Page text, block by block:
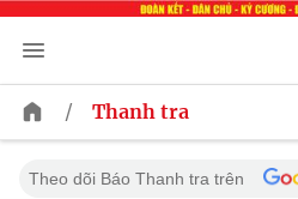
/ Thanh tra
Theo dõi Báo Thanh tra trên